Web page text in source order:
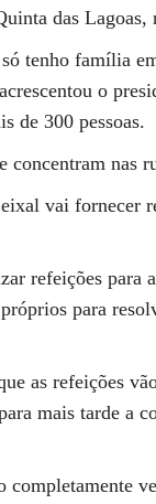
das Lagoas,
tenho família
o
de 300 pessoas.
concentram nas
vai fornecer
refeições para
para
as refeições
mais tarde a
completamente